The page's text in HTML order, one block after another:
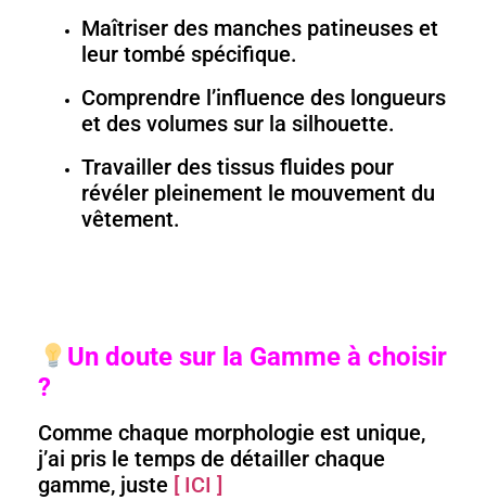
Maîtriser des manches patineuses et
leur tombé spécifique.
Comprendre l’influence des longueurs
et des volumes sur la silhouette.
Travailler des tissus fluides pour
révéler pleinement le mouvement du
vêtement.
Un doute sur la Gamme à choisir
?
Comme chaque morphologie est unique,
j’ai pris le temps de détailler chaque
gamme, juste [ ICI ]